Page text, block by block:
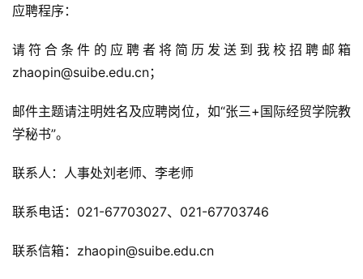
应聘程序：
请符合条件的应聘者将简历发送到我校招聘邮箱
zhaopin@suibe.edu.cn；
邮件主题请注明姓名及应聘岗位，如“张三+国际经贸学院教
学秘书”。
联系人：人事处刘老师、李老师
联系电话：021-67703027、021-67703746
联系信箱：zhaopin@suibe.edu.cn